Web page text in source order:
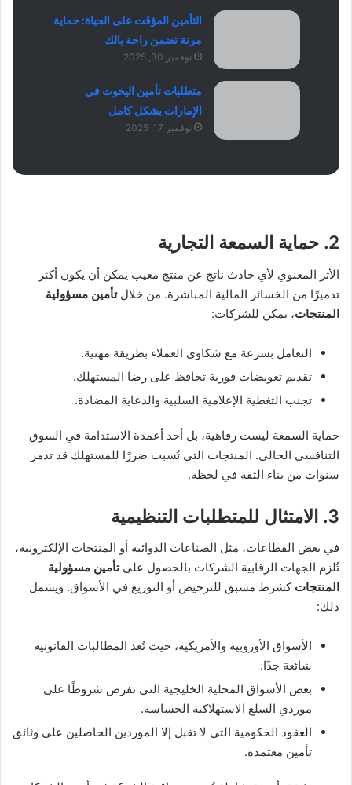
التأمين المؤقت على الحياة: حماية
مرنة تضمن راحة بالك
نوفمبر 30, 2025
متطلبات تأمين اليخوت في
الإمارات بشكل كامل
نوفمبر 17, 2025
2. حماية السمعة التجارية
الأثر المعنوي لأي حادث ناتج عن منتج معيب يمكن أن يكون أكثر
تدميرًا من الخسائر المالية المباشرة. من خلالتأمين مسؤولية
المنتجات، يمكن للشركات:
التعامل بسرعة مع شكاوى العملاء بطريقة مهنية.
تقديم تعويضات فورية تحافظ على رضا المستهلك.
تجنب التغطية الإعلامية السلبية والدعاية المضادة.
حماية السمعة ليست رفاهية، بل أحد أعمدة الاستدامة في السوق
التنافسي الحالي. المنتجات التي تُسبب ضررًا للمستهلك قد تدمر
سنوات من بناء الثقة في لحظة.
3. الامتثال للمتطلبات التنظيمية
في بعض القطاعات، مثل الصناعات الدوائية أو المنتجات الإلكترونية،
تُلزم الجهات الرقابية الشركات بالحصول علىتأمين مسؤولية
المنتجات كشرط مسبق للترخيص أو التوزيع في الأسواق. ويشمل
ذلك:
الأسواق الأوروبية والأمريكية، حيث تُعد المطالبات القانونية
شائعة جدًا.
بعض الأسواق المحلية الخليجية التي تفرض شروطًا على
موردي السلع الاستهلاكية الحساسة.
العقود الحكومية التي لا تقبل إلا الموردين الحاصلين على وثائق
تأمين معتمدة.